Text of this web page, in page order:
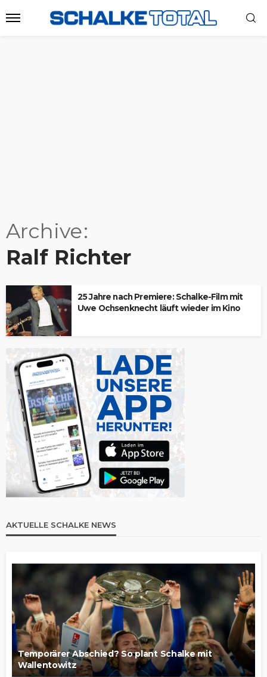
Archive
Ralf Richter
25 Jahre nach Premiere: Schalke-Film mit
Uwe Ochsenknecht läuft wieder im Kino
AKTUELLE SCHALKE NEWS
Temporärer Abschied? So plant Schalke mit
Wallentowitz